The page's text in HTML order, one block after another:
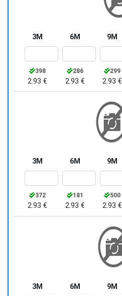
3M
398
2.93 €
6M
286
2.93 €
9M
299
2.93 €
3M
372
2.93 €
6M
181
2.93 €
9M
500
2.93 €
3M 6M 9M